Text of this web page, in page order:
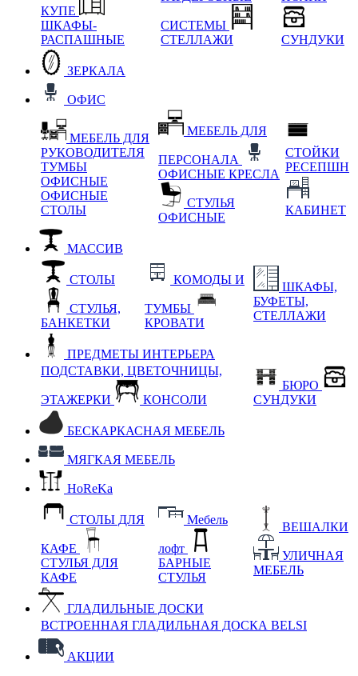
КУПЕ
ШКАФЫ-
РАСПАШНЫЕ
СИСТЕМЫ
СТЕЛЛАЖИ
СУНДУКИ
ЗЕРКАЛА
ОФИС
МЕБЕЛЬ ДЛЯ
РУКОВОДИТЕЛЯ
ТУМБЫ
ОФИСНЫЕ
ОФИСНЫЕ
СТОЛЫ
МЕБЕЛЬ ДЛЯ
ПЕРСОНАЛА
ОФИСНЫЕ КРЕСЛА
СТУЛЬЯ
ОФИСНЫЕ
СТОЙКИ
РЕСЕПШН
КАБИНЕТ
МАССИВ
СТОЛЫ
СТУЛЬЯ,
БАНКЕТКИ
КОМОДЫ И
ТУМБЫ
КРОВАТИ
ШКАФЫ,
БУФЕТЫ,
СТЕЛЛАЖИ
ПРЕДМЕТЫ ИНТЕРЬЕРА
ПОДСТАВКИ, ЦВЕТОЧНИЦЫ,
ЭТАЖЕРКИ КОНСОЛИ
БЮРО
СУНДУКИ
БЕСКАРКАСНАЯ МЕБЕЛЬ
МЯГКАЯ МЕБЕЛЬ
HoReKa
СТОЛЫ ДЛЯ
КАФЕ
СТУЛЬЯ ДЛЯ
КАФЕ
Мебель
лофт
БАРНЫЕ
СТУЛЬЯ
ВЕШАЛКИ
УЛИЧНАЯ
МЕБЕЛЬ
ГЛАДИЛЬНЫЕ ДОСКИ
ВСТРОЕННАЯ ГЛАДИЛЬНАЯ ДОСКА BELSI
АКЦИИ